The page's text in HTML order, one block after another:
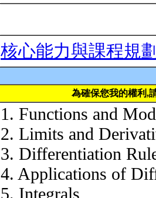
核心能力與課程規
為確保您我的權利,
1. Functions and
2. Limits and
3. Differentiation
4. Applications of
5. Integrals